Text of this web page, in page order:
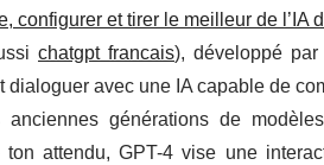
configurer et tirer le meilleur de l’IA
chatgpt francais), développé
avec une IA capable de
générations de
attendu, GPT-4 vise une